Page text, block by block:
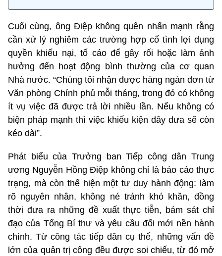
Cuối cùng, ông Điệp không quên nhấn mạnh rằng
cần xử lý nghiêm các trường hợp cố tình lợi dụng
quyền khiếu nại, tố cáo để gây rối hoặc làm ảnh
hưởng đến hoạt động bình thường của cơ quan
Nhà nước. “Chúng tôi nhận được hàng ngàn đơn từ
Văn phòng Chính phủ mỗi tháng, trong đó có không
ít vụ việc đã được trả lời nhiều lần. Nếu không có
biện pháp mạnh thì việc khiếu kiện dây dưa sẽ còn
kéo dài”.
Phát biểu của Trưởng ban Tiếp công dân Trung
ương Nguyễn Hồng Điệp không chỉ là báo cáo thực
trạng, mà còn thể hiện một tư duy hành động: làm
rõ nguyên nhân, không né tránh khó khăn, đồng
thời đưa ra những đề xuất thực tiễn, bám sát chỉ
đạo của Tổng Bí thư và yêu cầu đổi mới nền hành
chính. Từ công tác tiếp dân cụ thể, những vấn đề
lớn của quản trị công đều được soi chiếu, từ đó mở